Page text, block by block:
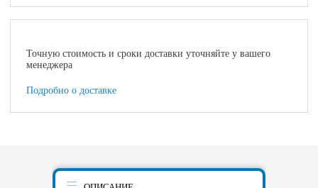
Точную стоимость и сроки доставки уточняйте у вашего
менеджера
Подробно о доставке